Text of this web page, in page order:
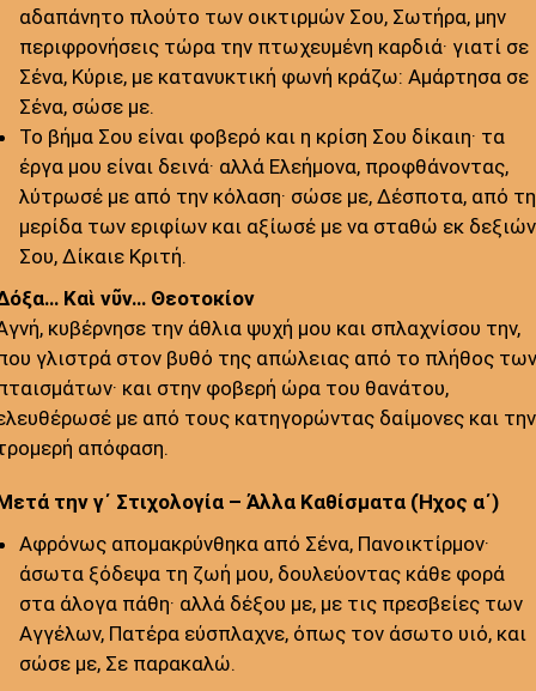
αδαπάνητο πλούτο των οικτιρμών Σου, Σωτήρα, μην
περιφρονήσεις τώρα την πτωχευμένη καρδιά· γιατί σε
Σένα, Κύριε, με κατανυκτική φωνή κράζω: Αμάρτησα σε
Σένα, σώσε με.
Το βήμα Σου είναι φοβερό και η κρίση Σου δίκαιη· τα
έργα μου είναι δεινά· αλλά Ελεήμονα, προφθάνοντας,
λύτρωσέ με από την κόλαση· σώσε με, Δέσποτα, από τη
μερίδα των εριφίων και αξίωσέ με να σταθώ εκ δεξιών
Σου, Δίκαιε Κριτή.
Καὶ νῦν… Θεοτοκίον
κυβέρνησε την άθλια ψυχή μου και σπλαχνίσου την,
γλιστρά στον βυθό της απώλειας από το πλήθος
και στην φοβερή ώρα του θανάτου,
με από τους κατηγορώντας δαίμονες και την
απόφαση.
την γ΄ Στιχολογία – Άλλα Καθίσματα (Ήχος α΄)
Αφρόνως απομακρύνθηκα από Σένα, Πανοικτίρμον·
άσωτα ξόδεψα τη ζωή μου, δουλεύοντας κάθε φορά
στα άλογα πάθη· αλλά δέξου με, με τις πρεσβείες των
Αγγέλων, Πατέρα εύσπλαχνε, όπως τον άσωτο υιό, και
σώσε με, Σε παρακαλώ.